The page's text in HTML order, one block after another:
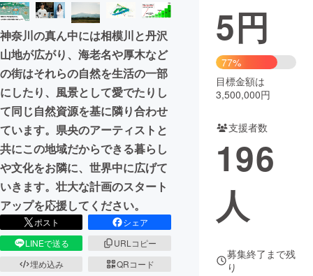
まちづくり・地域活性化
CAMPFIRE for Social Good
CAMPFIRE Creation
CAMPFIREふるさと納税
machi-ya コミュニティ
神奈川の真ん中には相模川と丹沢
山地が広がり、海老名や厚木など
の街はそれらの自然を生活の一部
にしたり、風景として愛でたりし
て同じ自然資源を基に隣り合わせ
ています。県央のアーティストと
共にこの地域だからできる暮らし
や文化をお隣に、世界中に広げて
いきます。壮大な計画のスタート
アップを応援してください。
ポスト
シェア
LINEで送る
URLコピー
埋め込み
QRコード
5円
77%
目標金額は
3,500,000円
支援者数
196
人
募集終了まで残
り